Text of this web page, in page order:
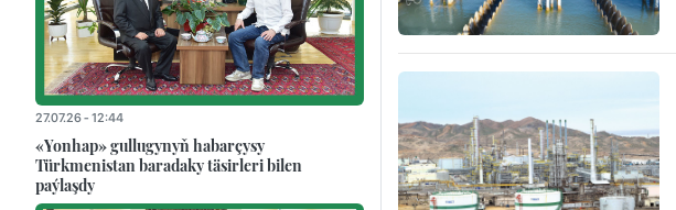
27.07.26 - 12:44
«Yonhap» gullugynyň habarçysy
Türkmenistan baradaky täsirleri bilen
paýlaşdy